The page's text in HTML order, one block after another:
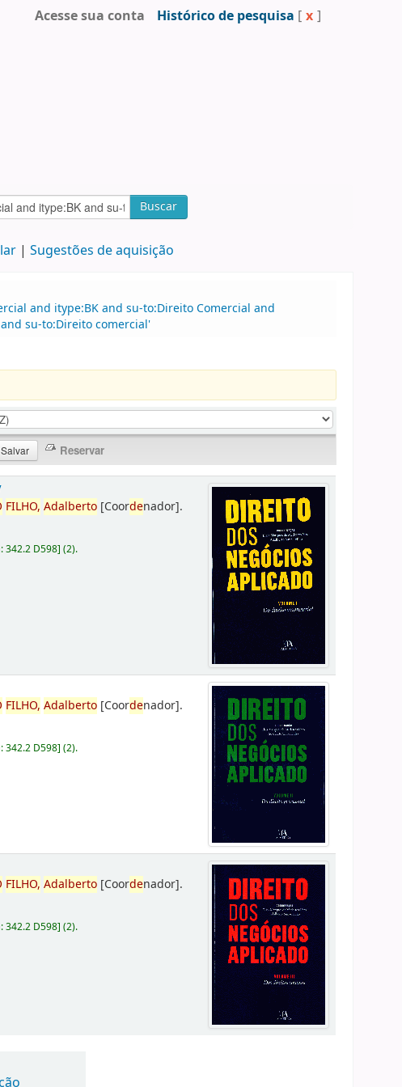
Acesse sua conta Histórico de pesquisa [ x ]
Buscar
Sugestões de aquisição
and itype:BK and su-to:Direito Comercial and
su-to:Direito comercial'
FILHO, Adalberto [Coordenador].
342.2 D598](2).
FILHO, Adalberto [Coordenador].
342.2 D598](2).
FILHO, Adalberto [Coordenador].
342.2 D598](2).